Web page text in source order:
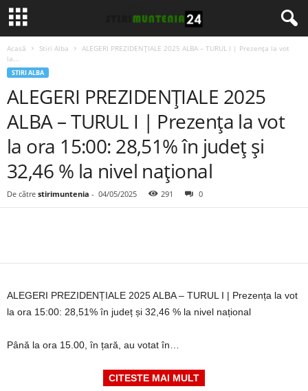
Acasă Stiri Alba
ALEGERI PREZIDENȚIALE 2025 ALBA – TURUL I | Prezența la vot
la...
STIRI ALBA
ALEGERI PREZIDENȚIALE 2025
ALBA – TURUL I | Prezența la vot
la ora 15:00: 28,51% în județ și
32,46 % la nivel național
De către stirimuntenia - 04/05/2025 291 0
ALEGERI PREZIDENȚIALE 2025 ALBA – TURUL I | Prezența la vot
la ora 15:00: 28,51% în județ și 32,46 % la nivel național
Până la ora 15.00, în țară, au votat în…
CITESTE MAI MULT